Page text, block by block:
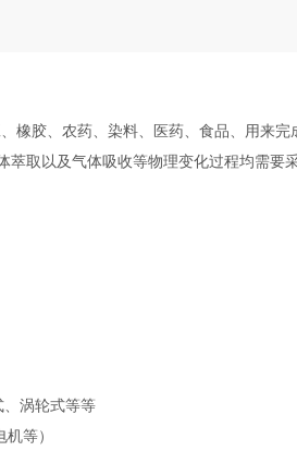
橡胶、农药、染料、医药、食品、用来
萃取以及气体吸收等物理变化过程均需
涡轮式等等
等）